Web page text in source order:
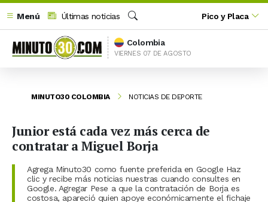
Menú
Últimas noticias
Buscar
Pico y Placa
Colombia
VIERNES 07 DE AGOSTO
MINUTO30 COLOMBIA NOTICIAS DE DEPORTE
Junior está cada vez más cerca de
contratar a Miguel Borja
Agrega Minuto30 como fuente preferida en Google Haz
clic y recibe más noticias nuestras cuando consultes en
Google. Agregar Pese a que la contratación de Borja es
costosa, apareció quien apoye económicamente el fichaje